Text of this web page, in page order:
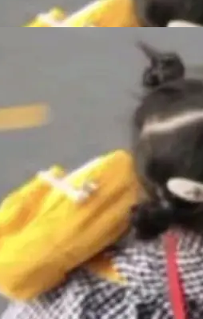
。这一方法也为
版本的思路。
年 8 月 1 日起，
最长 6 个月。发
、无数的基础设
去十年，维护它
体更新内容如
多项增强功能：
a>）</l
交给搜索引擎。
show_
：容器不适合 Ag
。 Cloudflare
虚的——他们用 W
CEO Matthew Pri
用 Isolate 运行代
它们需要的是 Iso
的问题在于启动
要执行的任务可能
容器从冷启动到
...
回应苹果
this wron
告上法庭，指
业秘密。苹果的诉
性地从前东家挖
没发律师
网贴了一篇博
is getting this wro
聊天记
果外部律师 Gabr
架WorkBu
活的AI办公
PC版上架HUAWE
接下载即可使
。值得一提的是，
接入WorkBuddy P
，以此纪